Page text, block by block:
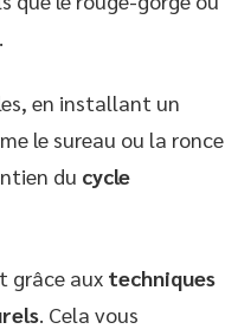
en installant un
le sureau ou la ronce
du cycle
grâce aux techniques
. Cela vous